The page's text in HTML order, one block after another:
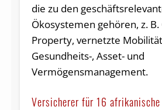
die zu den
Ökosystemen gehören, z.
Property, vernetzte
Gesundheits-, Asset- und
Vermögensmanagement.
Versicherer für 16 afrikanische